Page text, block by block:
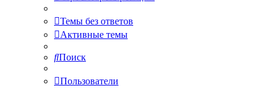
Темы без ответов
Активные темы
Поиск
Пользователи